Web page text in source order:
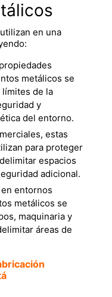
en una
metálicos se
de la
y
del entorno.
estas
para proteger
espacios
adicional.
entornos
metálicos se
maquinaria y
áreas de